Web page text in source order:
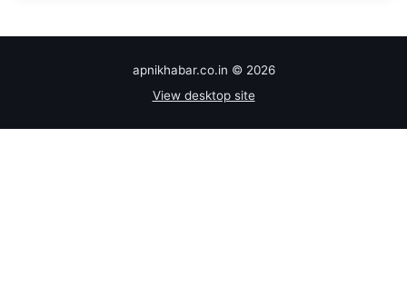
apnikhabar.co.in © 2026
View desktop site